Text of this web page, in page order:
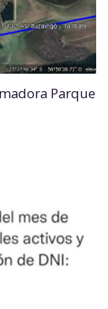
Parque